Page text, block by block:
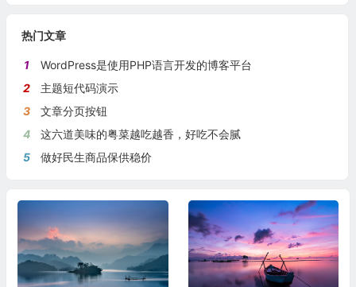
热门文章
1
WordPress是使用PHP语言开发的博客平台
2
主题短代码演示
3
文章分页按钮
4
这六道美味的粤菜越吃越香，好吃不会腻
5
做好民生商品保供稳价